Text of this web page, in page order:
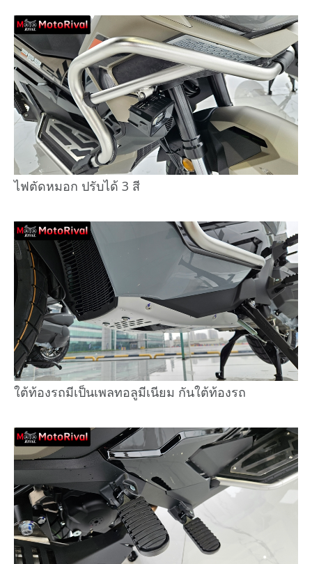
ไฟตัดหมอก ปรับได้ 3 สี
ใต้ท้องรถมีเป็นเพลทอลูมีเนียม กันใต้ท้องรถ